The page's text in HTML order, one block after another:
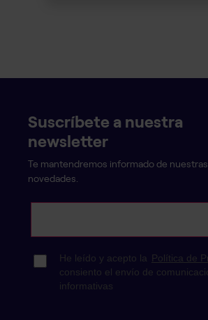
Suscríbete a nuestra
newsletter
Te mantendremos informado de nuestras
novedades.